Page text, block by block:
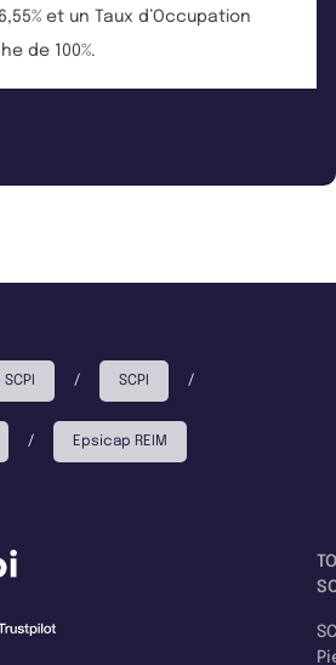
et un Taux d’Occupation
de 100%.
/ SCPI /
/ Epsicap REIM